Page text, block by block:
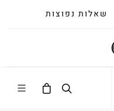
שאלות נפוצות